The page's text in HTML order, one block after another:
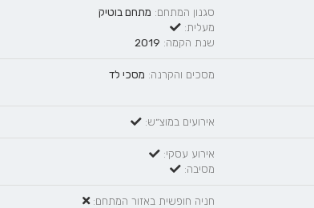
סגנון המתחם: מתחם בוטיק
מעלית:
שנת הקמה: 2019
מסכים והקרנה: מסכי לד
אירועים במוצ״ש:
אירוע עסקי:
מסיבה:
חניה חופשית באזור המתחם: